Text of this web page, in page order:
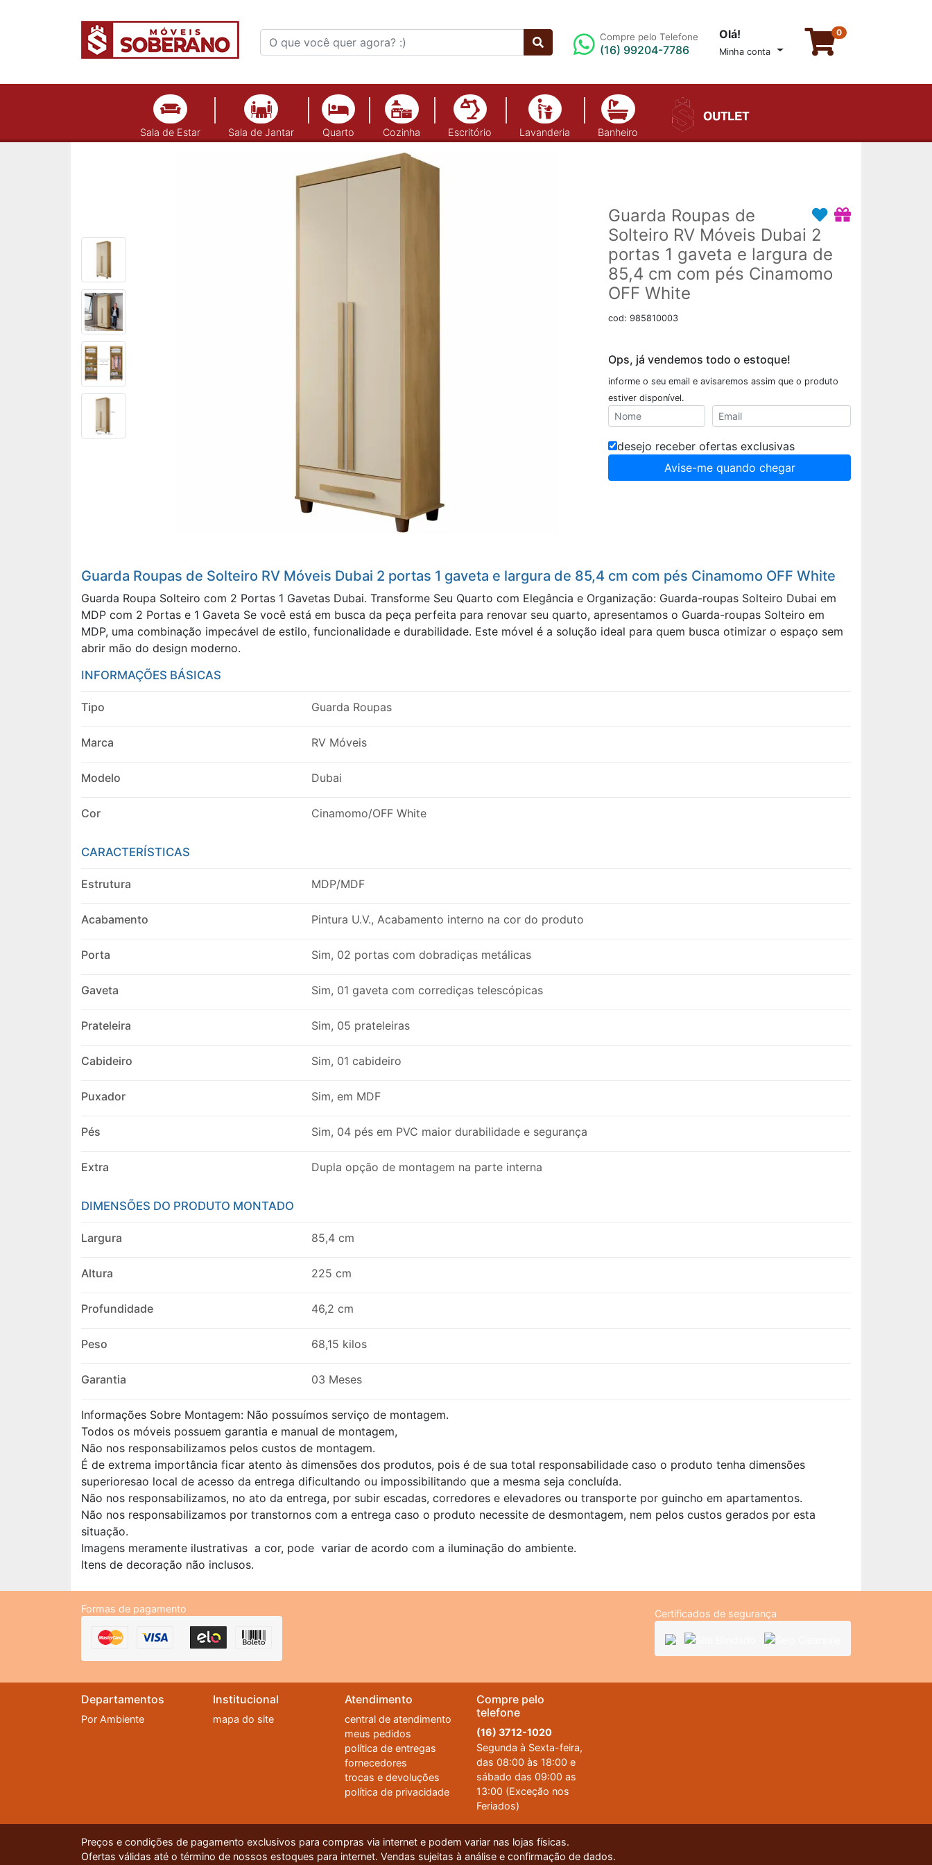
Compre pelo Telefone
(16) 99204-7786
Olá!
Minha conta
0
Sala de Estar Sala de Jantar Quarto Cozinha Escritório Lavanderia Banheiro
Guarda Roupas de
Solteiro RV Móveis Dubai 2
portas 1 gaveta e largura de
85,4 cm com pés Cinamomo
OFF White
cod: 985810003
Ops, já vendemos todo o estoque!
informe o seu email e avisaremos assim que o produto
estiver disponível.
desejo receber ofertas exclusivas
Avise-me quando chegar
Guarda Roupas de Solteiro RV Móveis Dubai 2 portas 1 gaveta e largura de 85,4 cm com pés Cinamomo OFF White
Guarda Roupa Solteiro com 2 Portas 1 Gavetas Dubai. Transforme Seu Quarto com Elegância e Organização: Guarda-roupas Solteiro Dubai em
MDP com 2 Portas e 1 Gaveta Se você está em busca da peça perfeita para renovar seu quarto, apresentamos o Guarda-roupas Solteiro em
MDP, uma combinação impecável de estilo, funcionalidade e durabilidade. Este móvel é a solução ideal para quem busca otimizar o espaço sem
abrir mão do design moderno.
INFORMAÇÕES BÁSICAS
Tipo Guarda Roupas
Marca RV Móveis
Modelo Dubai
Cor Cinamomo/OFF White
CARACTERÍSTICAS
Estrutura MDP/MDF
Acabamento Pintura U.V., Acabamento interno na cor do produto
Porta Sim, 02 portas com dobradiças metálicas
Gaveta Sim, 01 gaveta com corrediças telescópicas
Prateleira Sim, 05 prateleiras
Cabideiro Sim, 01 cabideiro
Puxador Sim, em MDF
Pés Sim, 04 pés em PVC maior durabilidade e segurança
Extra Dupla opção de montagem na parte interna
DIMENSÕES DO PRODUTO MONTADO
Largura 85,4 cm
Altura 225 cm
Profundidade 46,2 cm
Peso 68,15 kilos
Garantia 03 Meses
Informações Sobre Montagem: Não possuímos serviço de montagem.
Todos os móveis possuem garantia e manual de montagem,
Não nos responsabilizamos pelos custos de montagem.
É de extrema importância ficar atento às dimensões dos produtos, pois é de sua total responsabilidade caso o produto tenha dimensões
superioresao local de acesso da entrega dificultando ou impossibilitando que a mesma seja concluída.
Não nos responsabilizamos, no ato da entrega, por subir escadas, corredores e elevadores ou transporte por guincho em apartamentos.
Não nos responsabilizamos por transtornos com a entrega caso o produto necessite de desmontagem, nem pelos custos gerados por esta
situação.
Imagens meramente ilustrativas a cor, pode variar de acordo com a iluminação do ambiente.
Itens de decoração não inclusos.
Formas de pagamento Certificados de segurança
Departamentos
Por Ambiente
Institucional
mapa do site
Atendimento
central de atendimento
meus pedidos
política de entregas
fornecedores
trocas e devoluções
política de privacidade
Compre pelo
telefone
(16) 3712-1020
Segunda à Sexta-feira,
das 08:00 às 18:00 e
sábado das 09:00 as
13:00 (Exceção nos
Feriados)
Preços e condições de pagamento exclusivos para compras via internet e podem variar nas lojas físicas.
Ofertas válidas até o término de nossos estoques para internet. Vendas sujeitas à análise e confirmação de dados.